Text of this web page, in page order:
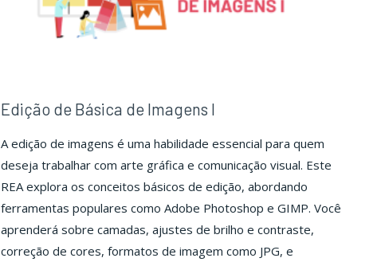
Edição de Básica de Imagens I
A edição de imagens é uma habilidade essencial para quem
deseja trabalhar com arte gráfica e comunicação visual. Este
REA explora os conceitos básicos de edição, abordando
ferramentas populares como Adobe Photoshop e GIMP. Você
aprenderá sobre camadas, ajustes de brilho e contraste,
correção de cores, formatos de imagem como JPG, e